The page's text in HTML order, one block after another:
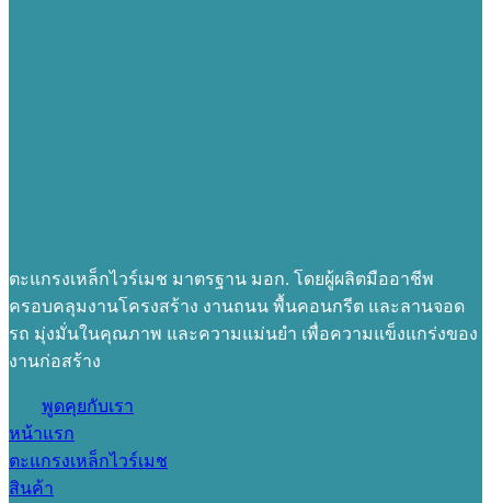
ตะแกรงเหล็กไวร์เมช มาตรฐาน มอก. โดยผู้ผลิตมืออาชีพ
ครอบคลุมงานโครงสร้าง งานถนน พื้นคอนกรีต และลานจอด
รถ มุ่งมั่นในคุณภาพ และความแม่นยำ เพื่อความแข็งแกร่งของ
งานก่อสร้าง
พูดคุยกับเรา
หน้าแรก
ตะแกรงเหล็กไวร์เมช
สินค้า